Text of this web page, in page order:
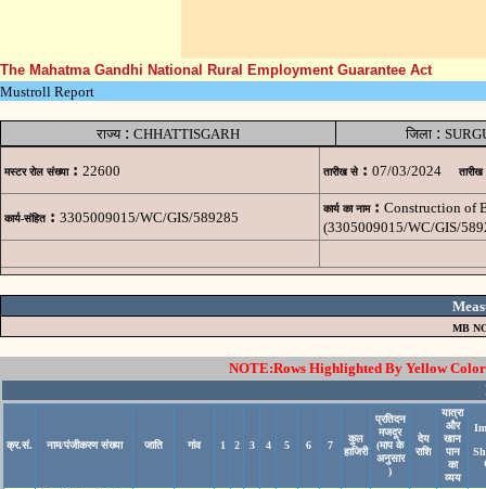
The Mahatma Gandhi National Rural Employment Guarantee Act
Mustroll Report
राज्य: CHHATTISGARH जिला:
मस्टर रोल संख्या : 22600 तारीख से : 07/03/2024 तारीख
कार्य-संहित : 3305009015/WC/GIS/589285
कार्य का नाम : Construction of
(3305009015/WC/GIS/
MB
NOTE:Rows Highlighted By Yellow
क्र.सं. नाम/पंजीकरण संख्या जाति गांव 1 2 3 4 5 6 7
कुल
हाजिरी
प्रतिदन
मजदूर
(माप के
अनुसार
)
देय
राशि
यात्रा
और
खान
पान
का
व्यय